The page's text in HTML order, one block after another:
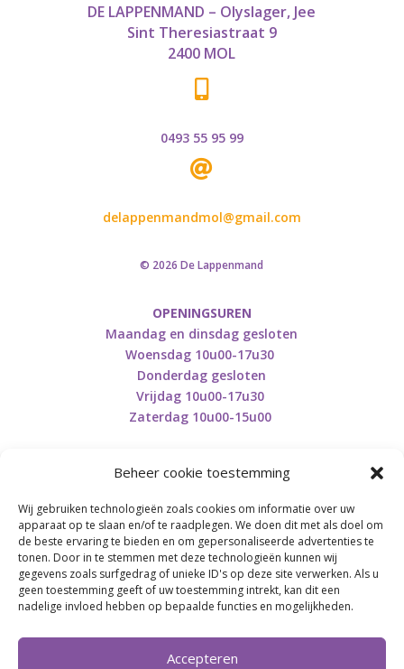
Beheer cookie toestemming
Wij gebruiken technologieën zoals cookies om informatie over uw
apparaat op te slaan en/of te raadplegen. We doen dit met als doel om
de beste ervaring te bieden en om gepersonaliseerde advertenties te
tonen. Door in te stemmen met deze technologieën kunnen wij
gegevens zoals surfgedrag of unieke ID's op deze site verwerken. Als u
geen toestemming geeft of uw toestemming intrekt, kan dit een
nadelige invloed hebben op bepaalde functies en mogelijkheden.
Accepteren
DE LAPPENMAND – Olyslager, Jee
Sint Theresiastraat 9
2400 MOL
0493 55 95 99

delappenmandmol@gmail.com
© 2026 De Lappenmand
OPENINGSUREN
Maandag en dinsdag gesloten
Woensdag 10u00-17u30
Donderdag gesloten
Vrijdag 10u00-17u30
Zaterdag 10u00-15u00
Retourneren en herroepen
BE0746.853.082
BREI- EN HAAK-ATELJEE